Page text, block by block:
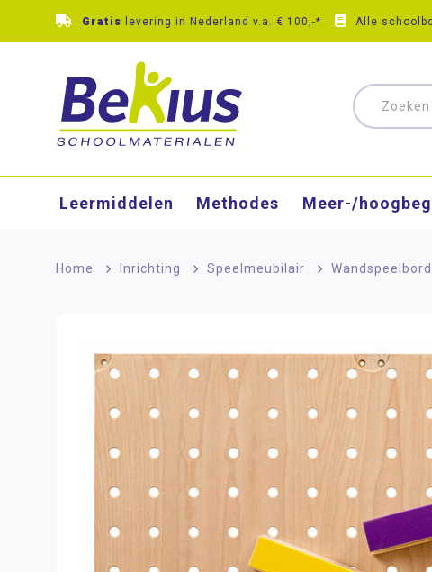
Gratis levering in Nederland v.a. € 100,-* Alle
Leermiddelen Methodes Meer-/
Home > Inrichting > Speelmeubilair >